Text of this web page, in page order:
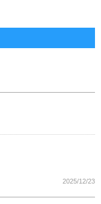
2025/12/23